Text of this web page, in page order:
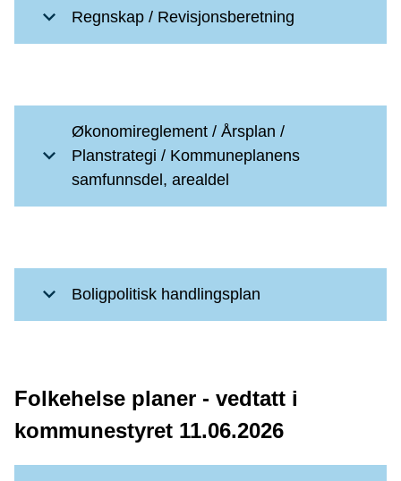
Regnskap / Revisjonsberetning
Økonomireglement / Årsplan /
Planstrategi / Kommuneplanens
samfunnsdel, arealdel
Boligpolitisk handlingsplan
Folkehelse planer - vedtatt i
kommunestyret 11.06.2026